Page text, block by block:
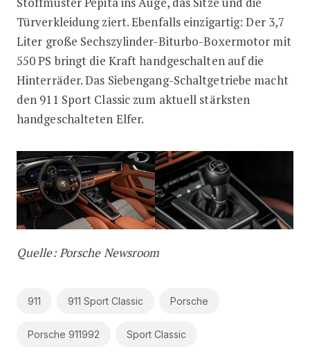
Türverkleidung ziert. Ebenfalls einzigartig: Der 3,7
Liter große Sechszylinder-Biturbo-Boxermotor mit
550 PS bringt die Kraft handgeschalten auf die
Hinterräder. Das Siebengang-Schaltgetriebe macht
den 911 Sport Classic zum aktuell stärksten
handgeschalteten Elfer.
Quelle: Porsche Newsroom
911 911 Sport Classic Porsche
Porsche 911992 Sport Classic